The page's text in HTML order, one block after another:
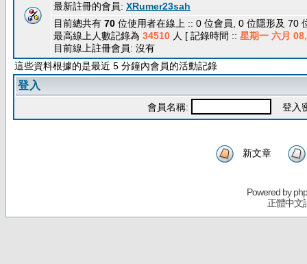
最新註冊的會員: XRumer23sah
目前總共有 70 位使用者在線上 :: 0 位會員, 0 位隱形及
最高線上人數記錄為 34510 人 [ 記錄時間 :: 星期一 六月
目前線上註冊會員: 沒有
這些資料根據的是最近 5 分鐘內會員的活動記錄
登入
會員名稱: 登入
新文章
Powered by
正體中文